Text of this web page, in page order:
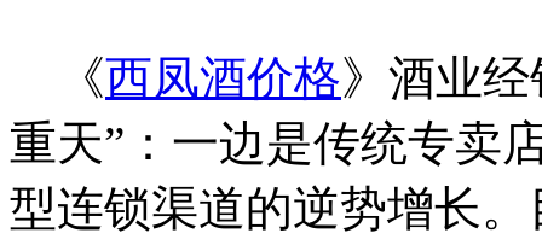
《西凤酒价格》酒业
重天”：一边是传统专卖
型连锁渠道的逆势增长